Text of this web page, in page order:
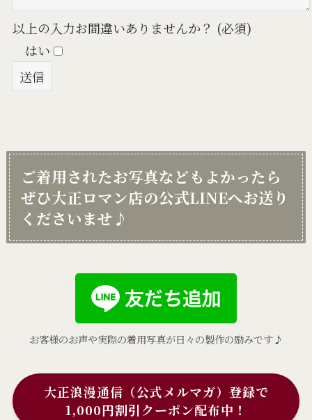
以上の入力お間違いありませんか？ (必須)
はい
ご着用されたお写真などもよかったら
ぜひ大正ロマン店の公式LINEへお送り
くださいませ♪
お客様のお声や実際の着用写真が日々の製作の励みです♪
大正浪漫通信（公式メルマガ）登録で
1,000円割引クーポン配布中！